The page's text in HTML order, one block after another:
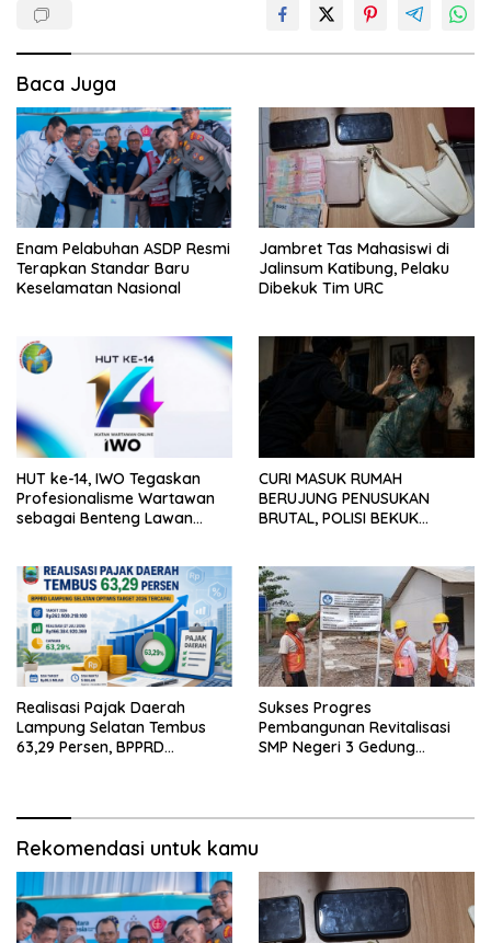
Baca Juga
Enam Pelabuhan ASDP Resmi
Terapkan Standar Baru
Keselamatan Nasional
Jambret Tas Mahasiswi di
Jalinsum Katibung, Pelaku
Dibekuk Tim URC
HUT ke-14, IWO Tegaskan
Profesionalisme Wartawan
sebagai Benteng Lawan
CURI MASUK RUMAH
BERUJUNG PENUSUKAN
BRUTAL, POLISI BEKUK
Realisasi Pajak Daerah
Lampung Selatan Tembus
63,29 Persen, BPPRD
Sukses Progres
Pembangunan Revitalisasi
SMP Negeri 3 Gedung
Rekomendasi untuk kamu